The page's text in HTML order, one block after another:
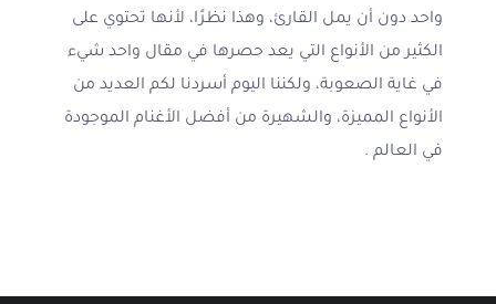
واحد دون أن يمل القارئ، وهذا نظرًا، لأنها تحتوي على
الكثير من الأنواع التي يعد حصرها في مقال واحد شيء
في غاية الصعوبة، ولكننا اليوم أسردنا لكم العديد من
الأنواع المميزة، والشهيرة من أفضل الأغنام الموجودة
في العالم .